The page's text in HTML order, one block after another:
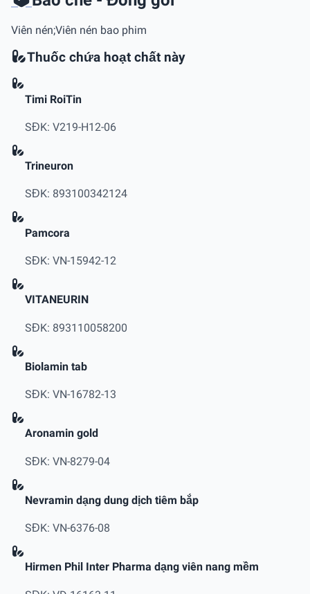
Viên nén;Viên nén bao phim
Thuốc chứa hoạt chất này
Timi RoiTin
SĐK: V219-H12-06
Trineuron
SĐK: 893100342124
Pamcora
SĐK: VN-15942-12
VITANEURIN
SĐK: 893110058200
Biolamin tab
SĐK: VN-16782-13
Aronamin gold
SĐK: VN-8279-04
Nevramin dạng dung dịch tiêm bắp
SĐK: VN-6376-08
Hirmen Phil Inter Pharma dạng viên nang mềm